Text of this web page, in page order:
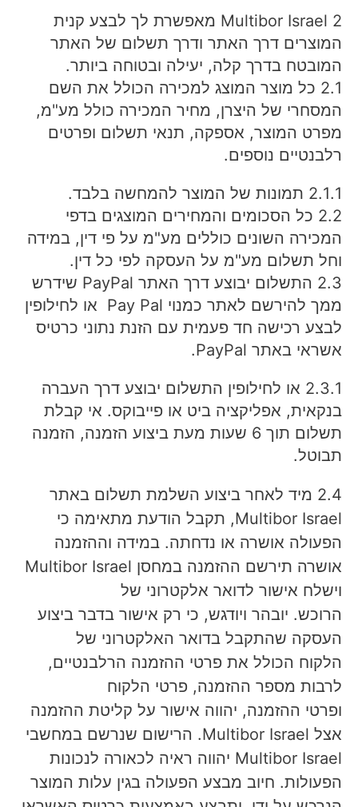
2 Multibor Israel מאפשרת לך לבצע קנית
המוצרים דרך האתר ודרך תשלום של האתר
המובטח בדרך קלה, יעילה ובטוחה ביותר.
2.1 כל מוצר המוצג למכירה הכולל את השם
המסחרי של היצרן, מחיר המכירה כולל מע"מ,
מפרט המוצר, אספקה, תנאי תשלום ופרטים
רלבנטיים נוספים.
2.1.1 תמונות של המוצר להמחשה בלבד.
2.2 כל הסכומים והמחירים המוצגים בדפי
המכירה השונים כוללים מע"מ על פי דין, במידה
וחל תשלום מע"מ על העסקה לפי כל דין.
2.3 התשלום יבוצע דרך האתר PayPal שידרש
ממך להירשם לאתר כמנוי Pay Pal או לחילופין
לבצע רכישה חד פעמית עם הזנת נתוני כרטיס
אשראי באתר PayPal.
2.3.1 או לחילופין התשלום יבוצע דרך העברה
בנקאית, אפליקציה ביט או פייבוקס. אי קבלת
תשלום תוך 6 שעות מעת ביצוע הזמנה, הזמנה
תבוטל.
2.4 מיד לאחר ביצוע השלמת תשלום באתר
Multibor Israel, תקבל הודעת מתאימה כי
הפעולה אושרה או נדחתה. במידה וההזמנה
אושרה תירשם ההזמנה במחסן Multibor Israel
וישלח אישור לדואר אלקטרוני של
הרוכש. יובהר ויודגש, כי רק אישור בדבר ביצוע
העסקה שהתקבל בדואר האלקטרוני של
הלקוח הכולל את פרטי ההזמנה הרלבנטיים,
לרבות מספר ההזמנה, פרטי הלקוח
ופרטי ההזמנה, יהווה אישור על קליטת ההזמנה
אצל Multibor Israel. הרישום שנרשם במחשבי
Multibor Israel יהווה ראיה לכאורה לנכונות
הפעולות. חיוב מבצע הפעולה בגין עלות המוצר